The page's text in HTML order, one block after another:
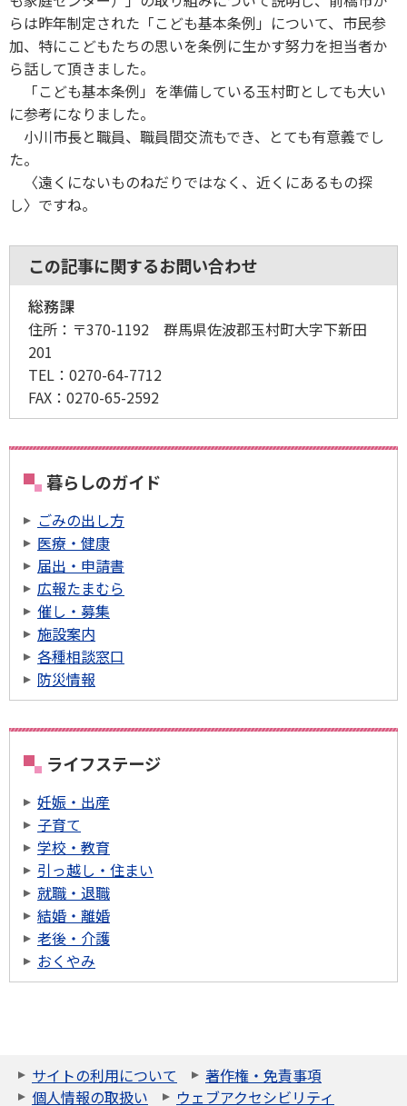
らは昨年制定された「こども基本条例」について、市民参
加、特にこどもたちの思いを条例に生かす努力を担当者か
ら話して頂きました。
「こども基本条例」を準備している玉村町としても大い
に参考になりました。
小川市長と職員、職員間交流もでき、とても有意義でし
た。
〈遠くにないものねだりではなく、近くにあるもの探
し〉ですね。
この記事に関するお問い合わせ
総務課
住所： 〒370-1192 群馬県佐波郡玉村町大字下新田
201
TEL： 0270-64-7712
FAX： 0270-65-2592
暮らしのガイド
ごみの出し方
医療・健康
届出・申請書
広報たまむら
催し・募集
施設案内
各種相談窓口
防災情報
ライフステージ
妊娠・出産
子育て
学校・教育
引っ越し・住まい
就職・退職
結婚・離婚
老後・介護
おくやみ
サイトの利用について
著作権・免責事項
個人情報の取扱い
ウェブアクセシビリティ